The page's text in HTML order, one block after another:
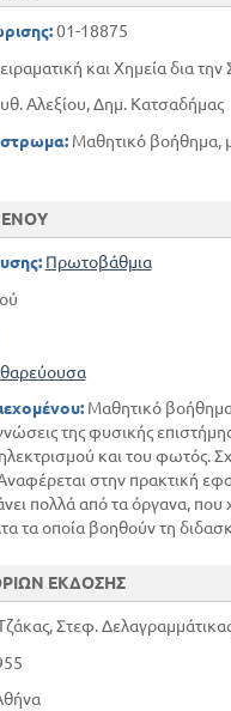
Φυσιολογική οπτική
Οπτικά όργανα
Ανάλυση του φωτός
Γ'
Δ'
Ατμοσφαιρικός
Δυναμικός
Ε'
της ύλης
ΧΗΜΕΙΑ
άνθρακα
άνθρακεσ
άνθρακες
του άνθρακος
01-18875
και Χημεία δια
Αλεξίου, Δημ. Κατσαδήμας
Μαθητικό βοήθημα,
Πρωτοβάθμια
Μαθητικό βοήθημα
της φυσικής
και του φωτός.
στην πρακτική
πολλά από τα όργανα, που
τα οποία βοηθούν τη
ΕΚΔΟΣΗΣ
Στεφ.